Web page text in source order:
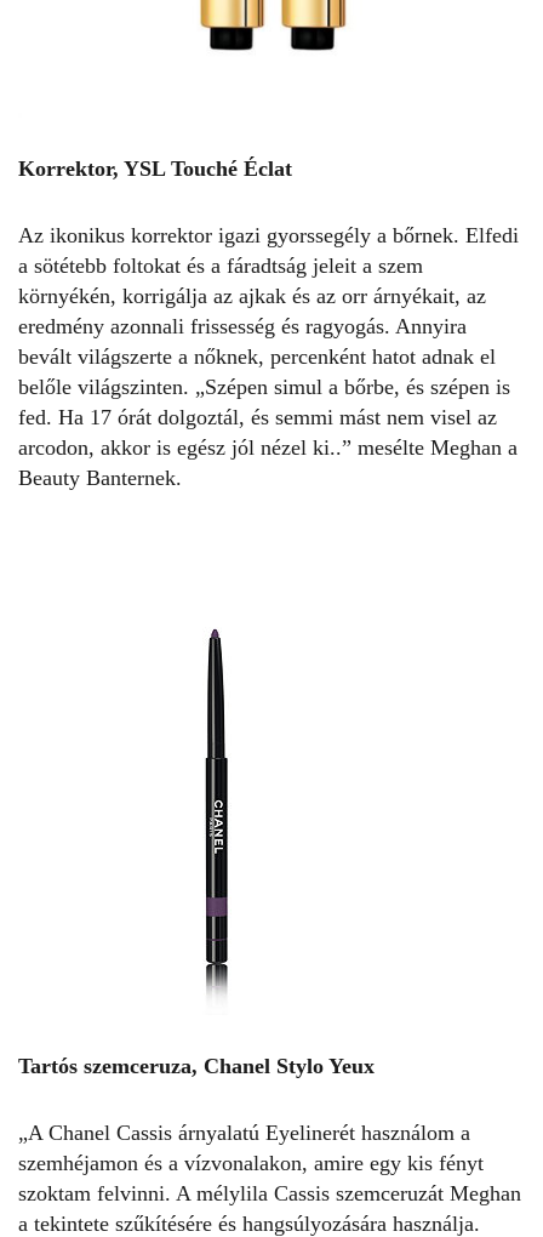
Korrektor, YSL Touché Éclat
Az ikonikus korrektor igazi gyorssegély a bőrnek. Elfedi
a sötétebb foltokat és a fáradtság jeleit a szem
környékén, korrigálja az ajkak és az orr árnyékait, az
eredmény azonnali frissesség és ragyogás. Annyira
bevált világszerte a nőknek, percenként hatot adnak el
belőle világszinten. „Szépen simul a bőrbe, és szépen is
fed. Ha 17 órát dolgoztál, és semmi mást nem visel az
arcodon, akkor is egész jól nézel ki..” mesélte Meghan a
Beauty Banternek.
Tartós szemceruza, Chanel Stylo Yeux
„A Chanel Cassis árnyalatú Eyelinerét használom a
szemhéjamon és a vízvonalakon, amire egy kis fényt
szoktam felvinni. A mélylila Cassis szemceruzát Meghan
a tekintete szűkítésére és hangsúlyozására használja.